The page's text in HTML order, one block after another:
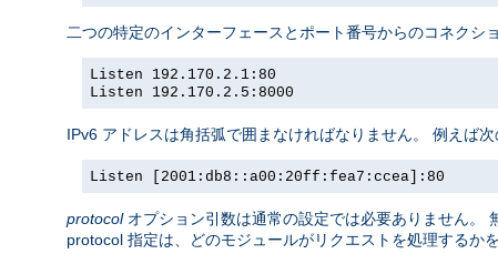
二つの特定のインターフェースとポート番号からのコネクシ
Listen 192.170.2.1:80
Listen 192.170.2.5:8000
IPv6 アドレスは角括弧で囲まなければなりません。 例えば次
Listen [2001:db8::a00:20ff:fea7:ccea]:80
protocolオプション引数は通常の設定では必要ありません。
protocol 指定は、どのモジュールがリクエストを処理するか